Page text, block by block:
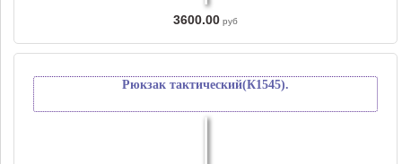
3600.00 руб
Рюкзак тактический(К1545).